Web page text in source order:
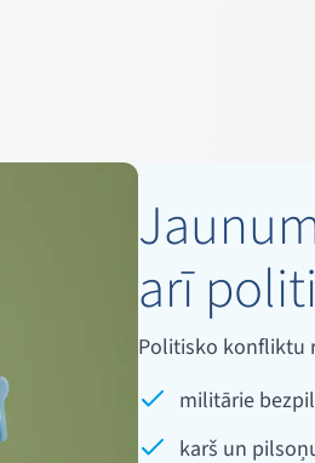
arī
Politisko konfliktu
militārie
karš un